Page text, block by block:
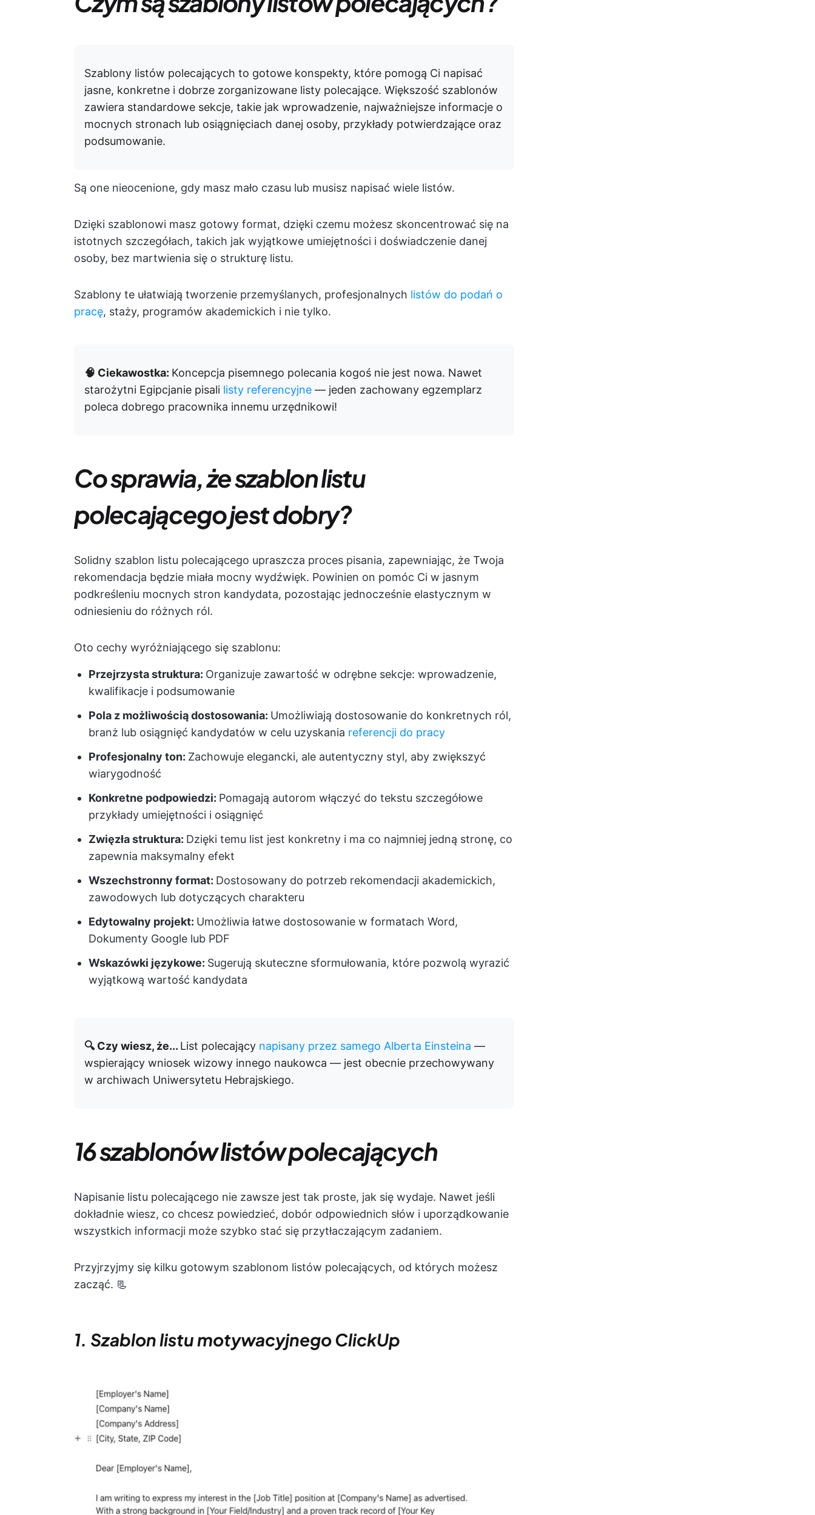
Szablony listów polecających to gotowe konspekty, które pomogą Ci napisać
jasne, konkretne i dobrze zorganizowane listy polecające. Większość szablonów
zawiera standardowe sekcje, takie jak wprowadzenie, najważniejsze informacje o
mocnych stronach lub osiągnięciach danej osoby, przykłady potwierdzające oraz
podsumowanie.
Są one nieocenione, gdy masz mało czasu lub musisz napisać wiele listów.
Dzięki szablonowi masz gotowy format, dzięki czemu możesz skoncentrować się na
istotnych szczegółach, takich jak wyjątkowe umiejętności i doświadczenie danej
osoby, bez martwienia się o strukturę listu.
Szablony te ułatwiają tworzenie przemyślanych, profesjonalnych listów do podań o
pracę, staży, programów akademickich i nie tylko.
🧠 Ciekawostka: Koncepcja pisemnego polecania kogoś nie jest nowa. Nawet
starożytni Egipcjanie pisali listy referencyjne — jeden zachowany egzemplarz
poleca dobrego pracownika innemu urzędnikowi!
Co sprawia, że szablon listu
polecającego jest dobry?
Solidny szablon listu polecającego upraszcza proces pisania, zapewniając, że Twoja
rekomendacja będzie miała mocny wydźwięk. Powinien on pomóc Ci w jasnym
podkreśleniu mocnych stron kandydata, pozostając jednocześnie elastycznym w
odniesieniu do różnych ról.
Oto cechy wyróżniającego się szablonu:
Przejrzysta struktura: Organizuje zawartość w odrębne sekcje: wprowadzenie,
kwalifikacje i podsumowanie
Pola z możliwością dostosowania: Umożliwiają dostosowanie do konkretnych ról,
branż lub osiągnięć kandydatów w celu uzyskania referencji do pracy
Profesjonalny ton: Zachowuje elegancki, ale autentyczny styl, aby zwiększyć
wiarygodność
Konkretne podpowiedzi: Pomagają autorom włączyć do tekstu szczegółowe
przykłady umiejętności i osiągnięć
Zwięzła struktura: Dzięki temu list jest konkretny i ma co najmniej jedną stronę, co
zapewnia maksymalny efekt
Wszechstronny format: Dostosowany do potrzeb rekomendacji akademickich,
zawodowych lub dotyczących charakteru
Edytowalny projekt: Umożliwia łatwe dostosowanie w formatach Word,
Dokumenty Google lub PDF
Wskazówki językowe: Sugerują skuteczne sformułowania, które pozwolą wyrazić
wyjątkową wartość kandydata
🔍 Czy wiesz, że... List polecający napisany przez samego Alberta Einsteina —
wspierający wniosek wizowy innego naukowca — jest obecnie przechowywany
w archiwach Uniwersytetu Hebrajskiego.
16 szablonów listów polecających
Napisanie listu polecającego nie zawsze jest tak proste, jak się wydaje. Nawet jeśli
dokładnie wiesz, co chcesz powiedzieć, dobór odpowiednich słów i uporządkowanie
wszystkich informacji może szybko stać się przytłaczającym zadaniem.
Przyjrzyjmy się kilku gotowym szablonom listów polecających, od których możesz
zacząć. 📃
1. Szablon listu motywacyjnego ClickUp